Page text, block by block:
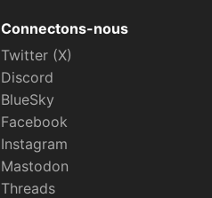
Connectons-nous
Twitter (X)
Discord
BlueSky
Facebook
Instagram
Mastodon
Threads